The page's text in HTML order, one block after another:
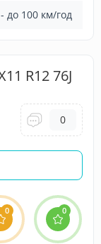
- до 100 км/год
R12 76J
0
0 0